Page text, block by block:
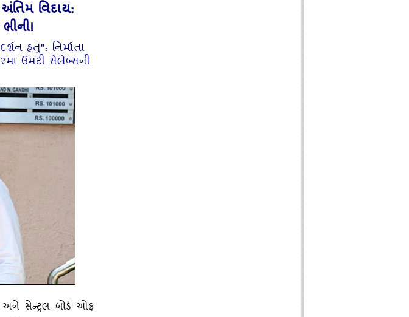
વિદાય:
હતું": નિર્માતા
ઉમટી સેલેબ્સની
અને સેન્ટ્રલ બોર્ડ ઓફ